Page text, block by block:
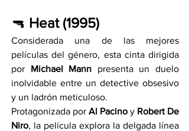
🔫 Heat (1995)
Considerada una de las mejores
películas del género, esta cinta dirigida
por Michael Mann presenta un duelo
inolvidable entre un detective obsesivo
y un ladrón meticuloso.
Protagonizada por Al Pacino y Robert De
Niro, la película explora la delgada línea